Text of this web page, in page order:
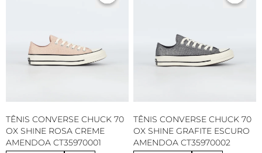
TÊNIS CONVERSE CHUCK 70
OX SHINE ROSA CREME
AMENDOA CT35970001
TÊNIS CONVERSE CHUCK 70
OX SHINE GRAFITE ESCURO
AMENDOA CT35970002